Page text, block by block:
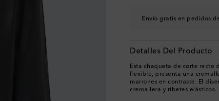
Envío gratis en pedidos
Detalles Del Producto
Esta chaqueta de corte recto
flexible, presenta una
marrones en contraste. El
cremallera y ribetes elásticos.